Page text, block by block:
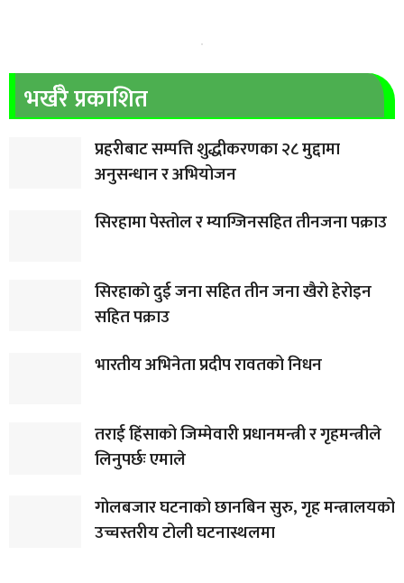
भर्खरै प्रकाशित
प्रहरीबाट सम्पत्ति शुद्धीकरणका २८ मुद्दामा
अनुसन्धान र अभियोजन
सिरहामा पेस्तोल र म्याग्जिनसहित तीनजना पक्राउ
सिरहाकाे दुई जना सहित तीन जना खैरो हेरोइन
सहित पक्राउ
भारतीय अभिनेता प्रदीप रावतको निधन
तराई हिंसाको जिम्मेवारी प्रधानमन्त्री र गृहमन्त्रीले
लिनुपर्छः एमाले
गोलबजार घटनाको छानबिन सुरु, गृह मन्त्रालयको
उच्चस्तरीय टोली घटनास्थलमा